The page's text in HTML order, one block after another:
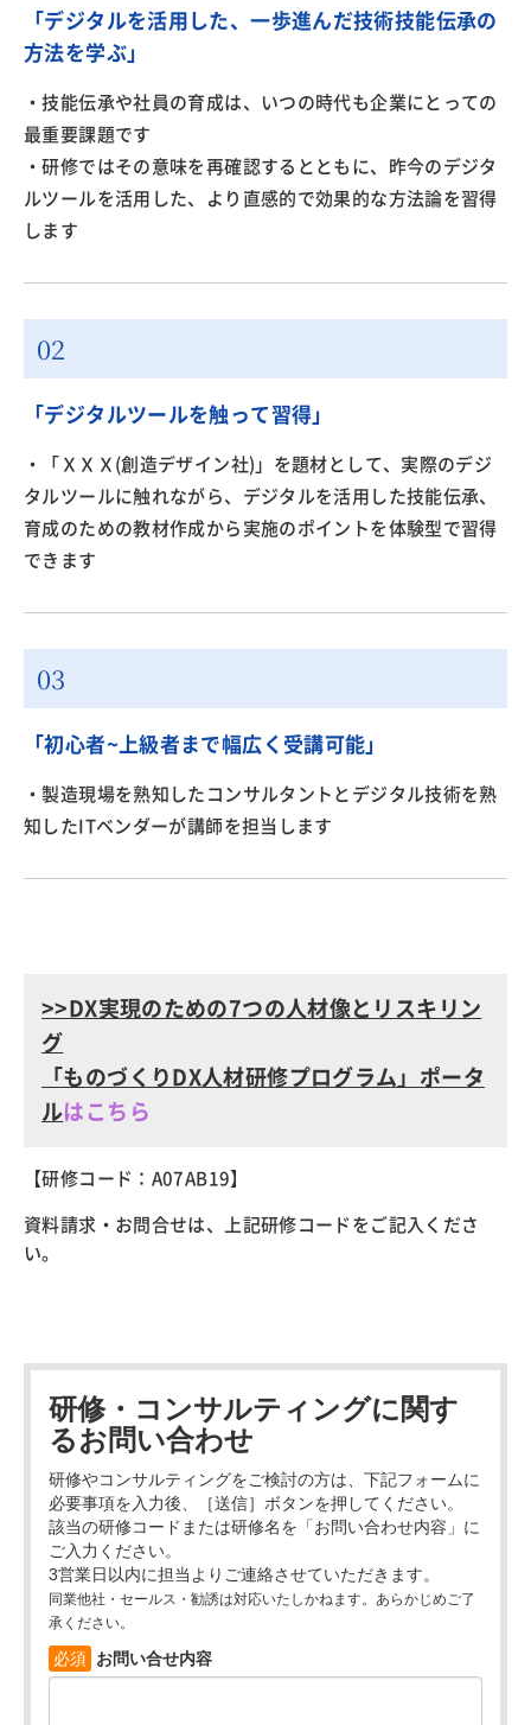
「デジタルを活用した、一歩進んだ技術技能伝承の
方法を学ぶ」
・技能伝承や社員の育成は、いつの時代も企業にとっての
最重要課題です
・研修ではその意味を再確認するとともに、昨今のデジタ
ルツールを活用した、より直感的で効果的な方法論を習得
します
「デジタルツールを触って習得」
・「ＸＸＸ(創造デザイン社)」を題材として、実際のデジ
タルツールに触れながら、デジタルを活用した技能伝承、
育成のための教材作成から実施のポイントを体験型で習得
できます
「初心者~上級者まで幅広く受講可能」
・製造現場を熟知したコンサルタントとデジタル技術を熟
知したITベンダーが講師を担当します
>>DX実現のための7つの人材像とリスキリン
グ
「ものづくりDX人材研修プログラム」ポータ
ルはこちら
【研修コード：A07AB19】
資料請求・お問合せは、上記研修コードをご記入くださ
い。